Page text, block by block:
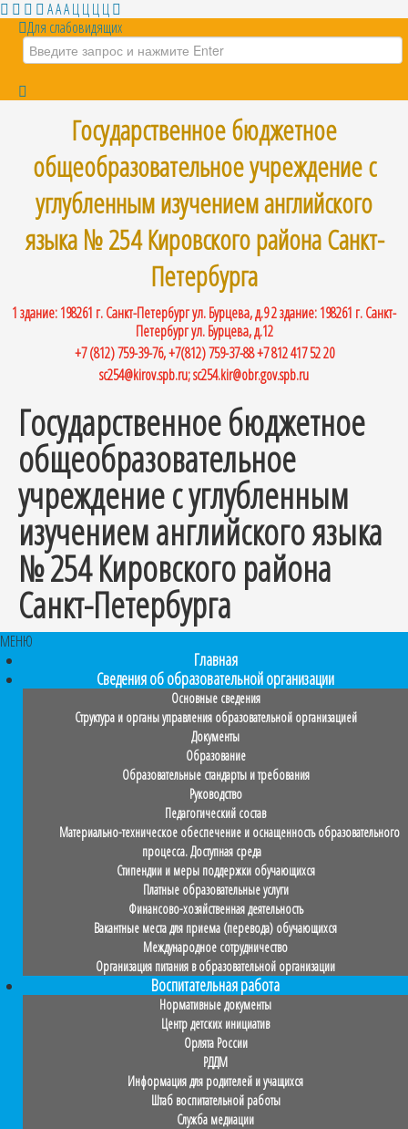
AAAЦЦЦЦ
Для слабовидящих
Искать...
Государственное бюджетное
общеобразовательное учреждение с
углубленным изучением английского
языка № 254 Кировского района Санкт-
Петербурга
1 здание: 198261 г. Санкт-Петербург ул. Бурцева, д.9 2 здание: 198261 г. Санкт-
Петербург ул. Бурцева, д.12
+7 (812) 759-39-76, +7(812) 759-37-88 +7 812 417 52 20
sc254@kirov.spb.ru; sc254.kir@obr.gov.spb.ru
Государственное бюджетное
общеобразовательное
учреждение с углубленным
изучением английского языка
№ 254 Кировского района
Санкт-Петербурга
МЕНЮ
Главная
Сведения об образовательной организации
Основные сведения
Структура и органы управления образовательной организацией
Документы
Образование
Образовательные стандарты и требования
Руководство
Педагогический состав
Материально-техническое обеспечение и оснащенность образовательного
процесса. Доступная среда
Стипендии и меры поддержки обучающихся
Платные образовательные услуги
Финансово-хозяйственная деятельность
Вакантные места для приема (перевода) обучающихся
Международное сотрудничество
Организация питания в образовательной организации
Воспитательная работа
Нормативные документы
Центр детских инициатив
Орлята России
РДДМ
Информация для родителей и учащихся
Штаб воспитательной работы
Служба медиации